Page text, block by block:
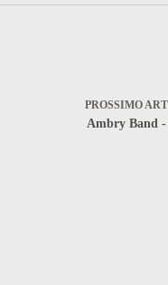
PROSSIMO
Ambry Band -